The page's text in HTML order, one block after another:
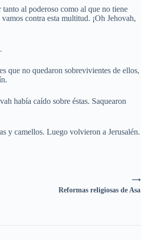
al poderoso como al que no tiene
contra esta multitud. ¡Oh Jehovah,
que no quedaron sobrevivientes de ellos,
había caído sobre éstas. Saquearon
y camellos. Luego volvieron a Jerusalén.
⟶
Reformas religiosas de Asa